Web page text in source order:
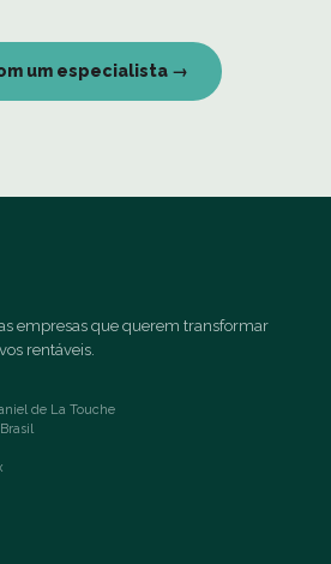
um especialista →
empresas que querem transformar
rentáveis.
de La Touche